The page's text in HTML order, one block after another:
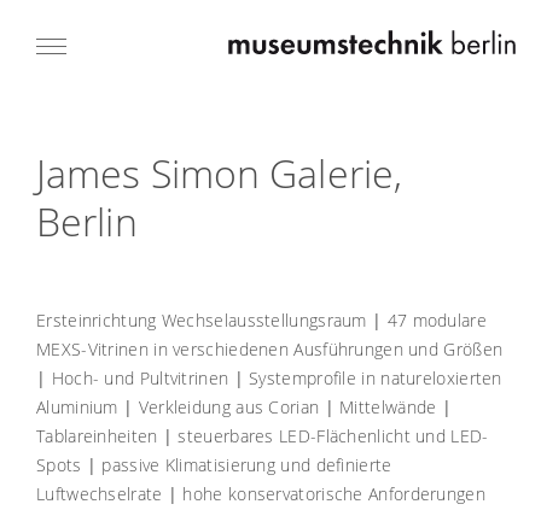
James Simon Galerie,
Berlin
Ersteinrichtung Wechselausstellungsraum | 47 modulare
MEXS-Vitrinen in verschiedenen Ausführungen und Größen
| Hoch- und Pultvitrinen | Systemprofile in natureloxierten
Aluminium | Verkleidung aus Corian | Mittelwände |
Tablareinheiten | steuerbares LED-Flächenlicht und LED-
Spots | passive Klimatisierung und definierte
Luftwechselrate | hohe konservatorische Anforderungen